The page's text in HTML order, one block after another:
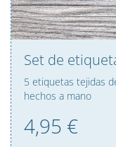
Set de
5 etiquetas tejidas
hechos a mano
4,95 €